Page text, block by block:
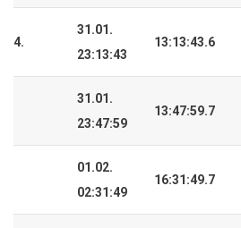
4.
31.01.
23:13:43
13:13:43.6
31.01.
23:47:59
13:47:59.7
01.02.
02:31:49
16:31:49.7